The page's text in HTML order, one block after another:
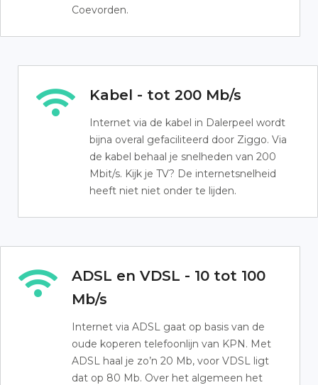
Coevorden.
Kabel - tot 200 Mb/s
Internet via de kabel in Dalerpeel wordt
bijna overal gefaciliteerd door Ziggo. Via
de kabel behaal je snelheden van 200
Mbit/s. Kijk je TV? De internetsnelheid
heeft niet niet onder te lijden.
ADSL en VDSL - 10 tot 100
Mb/s
Internet via ADSL gaat op basis van de
oude koperen telefoonlijn van KPN. Met
ADSL haal je zo’n 20 Mb, voor VDSL ligt
dat op 80 Mb. Over het algemeen het